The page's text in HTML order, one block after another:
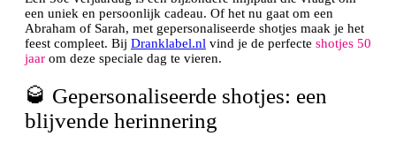
een uniek en persoonlijk cadeau. Of het nu gaat om een
Abraham of Sarah, met gepersonaliseerde shotjes maak je het
feest compleet. Bij Dranklabel.nl vind je de perfecte shotjes 50
jaar om deze speciale dag te vieren.
🥃 Gepersonaliseerde shotjes: een
blijvende herinnering